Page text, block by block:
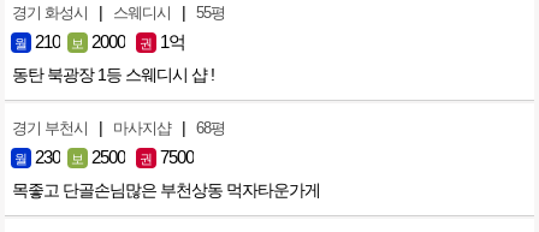
경기 화성시 | 스웨디시 | 55평
월 210 보 2000 권 1억
동탄 북광장 1등 스웨디시 샵 !
경기 부천시 | 마사지샵 | 68평
월 230 보 2500 권 7500
목좋고 단골손님많은 부천상동 먹자타운가게